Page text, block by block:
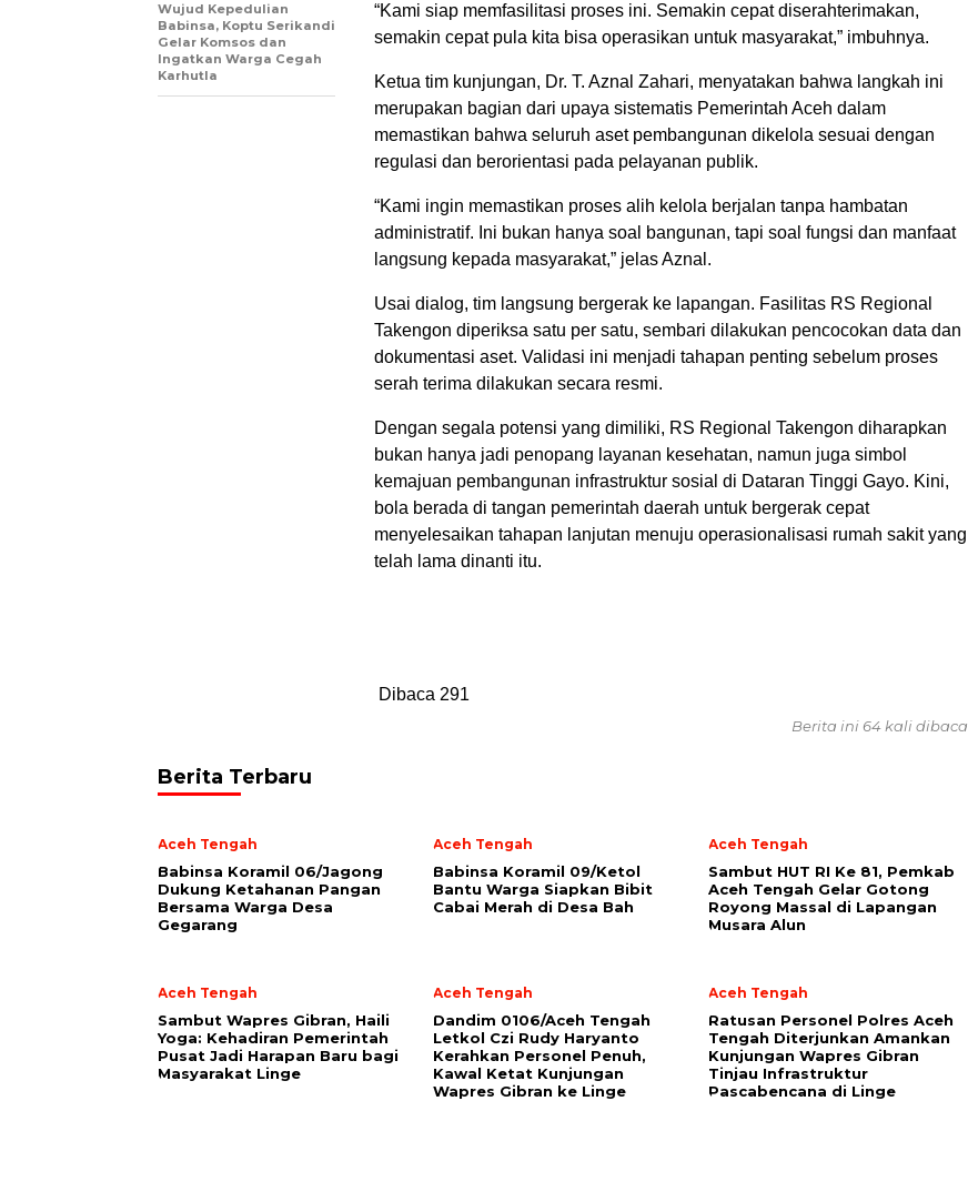
“Kami siap memfasilitasi proses ini. Semakin cepat diserahterimakan,
semakin cepat pula kita bisa operasikan untuk masyarakat,” imbuhnya.
Ketua tim kunjungan, Dr. T. Aznal Zahari, menyatakan bahwa langkah ini
merupakan bagian dari upaya sistematis Pemerintah Aceh dalam
memastikan bahwa seluruh aset pembangunan dikelola sesuai dengan
regulasi dan berorientasi pada pelayanan publik.
“Kami ingin memastikan proses alih kelola berjalan tanpa hambatan
administratif. Ini bukan hanya soal bangunan, tapi soal fungsi dan manfaat
langsung kepada masyarakat,” jelas Aznal.
Usai dialog, tim langsung bergerak ke lapangan. Fasilitas RS Regional
Takengon diperiksa satu per satu, sembari dilakukan pencocokan data dan
dokumentasi aset. Validasi ini menjadi tahapan penting sebelum proses
serah terima dilakukan secara resmi.
Dengan segala potensi yang dimiliki, RS Regional Takengon diharapkan
bukan hanya jadi penopang layanan kesehatan, namun juga simbol
kemajuan pembangunan infrastruktur sosial di Dataran Tinggi Gayo. Kini,
bola berada di tangan pemerintah daerah untuk bergerak cepat
menyelesaikan tahapan lanjutan menuju operasionalisasi rumah sakit yang
telah lama dinanti itu.
Dibaca 291
‎Wujud Kepedulian
Babinsa, Koptu Serikandi
Gelar Komsos dan
Ingatkan Warga Cegah
Karhutla ‎
Berita ini 64 kali dibaca
Berita Terbaru
Aceh Tengah
‎Babinsa Koramil 06/Jagong
Dukung Ketahanan Pangan
Bersama Warga Desa
Gegarang
Aceh Tengah
‎Babinsa Koramil 09/Ketol
Bantu Warga Siapkan Bibit
Cabai Merah di Desa Bah
Aceh Tengah
Sambut HUT RI Ke 81, Pemkab
Aceh Tengah Gelar Gotong
Royong Massal di Lapangan
Musara Alun
Aceh Tengah
‎Sambut Wapres Gibran, Haili
Yoga: Kehadiran Pemerintah
Pusat Jadi Harapan Baru bagi
Masyarakat Linge
Aceh Tengah
Dandim 0106/Aceh Tengah
Letkol Czi Rudy Haryanto
Kerahkan Personel Penuh,
Kawal Ketat Kunjungan
Wapres Gibran ke Linge
Aceh Tengah
Ratusan Personel Polres Aceh
Tengah Diterjunkan Amankan
Kunjungan Wapres Gibran
Tinjau Infrastruktur
Pascabencana di Linge